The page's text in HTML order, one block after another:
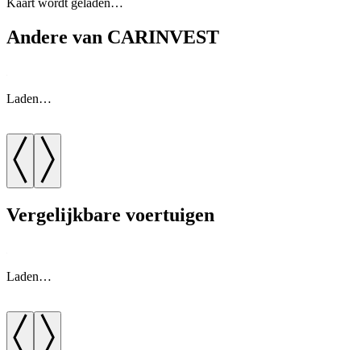
Kaart wordt geladen…
Andere van CARINVEST
Laden…
Vergelijkbare voertuigen
Laden…